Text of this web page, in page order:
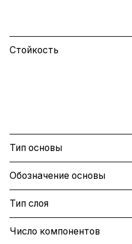
Стойкость
Тип основы
Обозначение основы
Тип слоя
Число компонентов